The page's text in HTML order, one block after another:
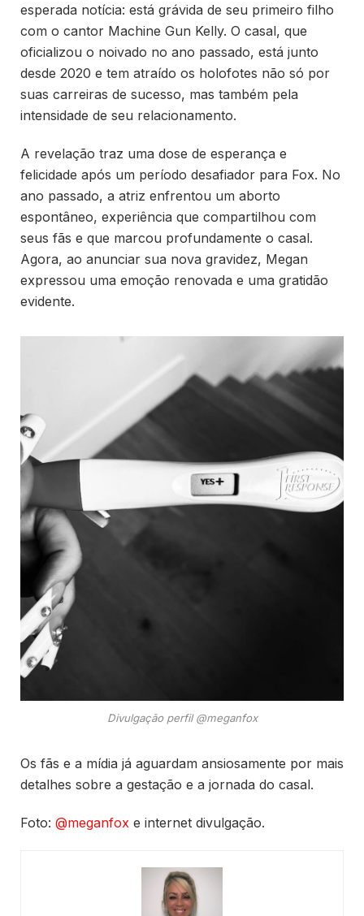
esperada notícia: está grávida de seu primeiro filho
com o cantor Machine Gun Kelly. O casal, que
oficializou o noivado no ano passado, está junto
desde 2020 e tem atraído os holofotes não só por
suas carreiras de sucesso, mas também pela
intensidade de seu relacionamento.
A revelação traz uma dose de esperança e
felicidade após um período desafiador para Fox. No
ano passado, a atriz enfrentou um aborto
espontâneo, experiência que compartilhou com
seus fãs e que marcou profundamente o casal.
Agora, ao anunciar sua nova gravidez, Megan
expressou uma emoção renovada e uma gratidão
evidente.
Divulgação perfil @meganfox
Os fãs e a mídia já aguardam ansiosamente por mais
detalhes sobre a gestação e a jornada do casal.
Foto: @meganfox e internet divulgação.